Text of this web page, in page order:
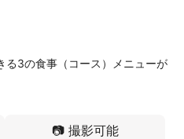
る3の食事（コース）メニューが
📷 撮影可能